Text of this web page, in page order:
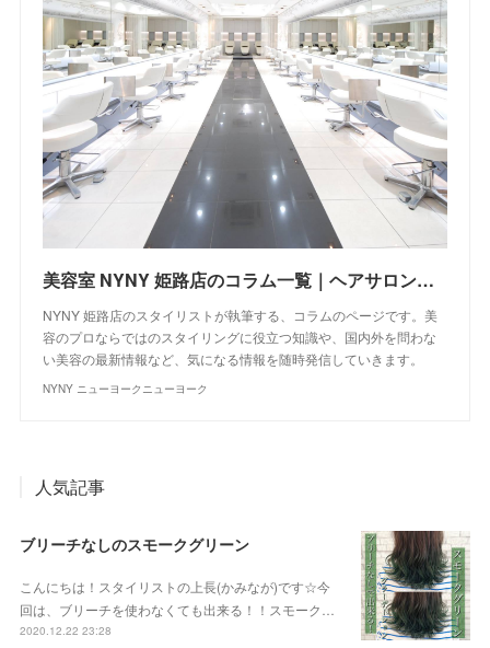
美容室 NYNY 姫路店のコラム一覧｜ヘアサロン・美容院｜ニューヨークニューヨーク
NYNY 姫路店のスタイリストが執筆する、コラムのページです。美
容のプロならではのスタイリングに役立つ知識や、国内外を問わな
い美容の最新情報など、気になる情報を随時発信していきます。
NYNY ニューヨークニューヨーク
人気記事
ブリーチなしのスモークグリーン
こんにちは！スタイリストの上長(かみなが)です☆今
回は、ブリーチを使わなくても出来る！！スモーク…
2020.12.22 23:28